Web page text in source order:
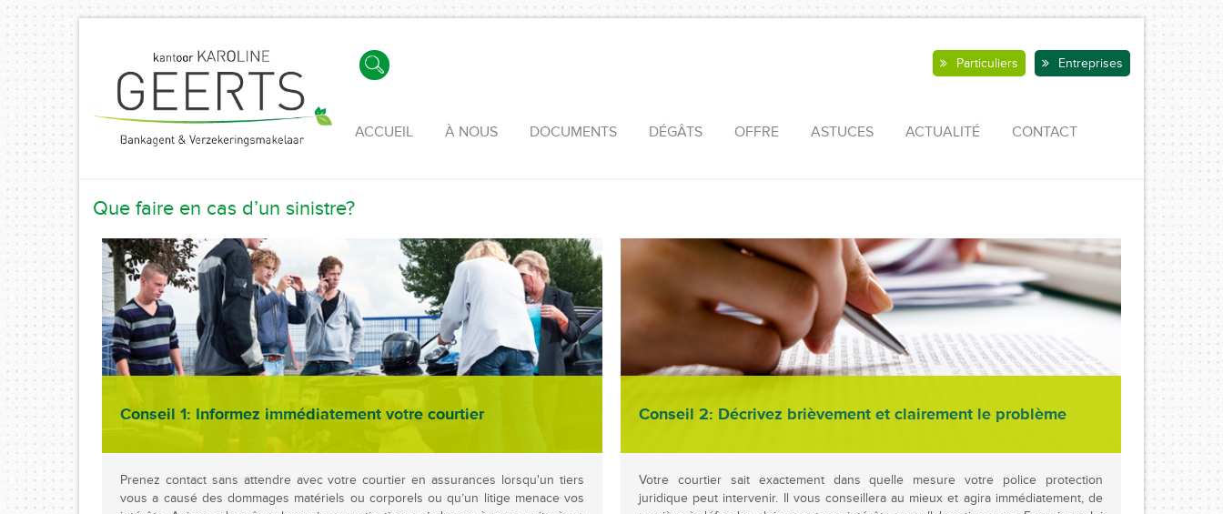
Particuliers Entreprises
ACCUEIL À NOUS DOCUMENTS DÉGÂTS OFFRE ASTUCES ACTUALITÉ CONTACT
Que faire en cas d’un sinistre?
Conseil 1: Informez immédiatement votre courtier
Prenez contact sans attendre avec votre courtier en assurances lorsqu'un tiers
vous a causé des dommages matériels ou corporels ou qu’un litige menace vos
Conseil 2: Décrivez brièvement et clairement le problème
Votre courtier sait exactement dans quelle mesure votre police protection
juridique peut intervenir. Il vous conseillera au mieux et agira immédiatement, de